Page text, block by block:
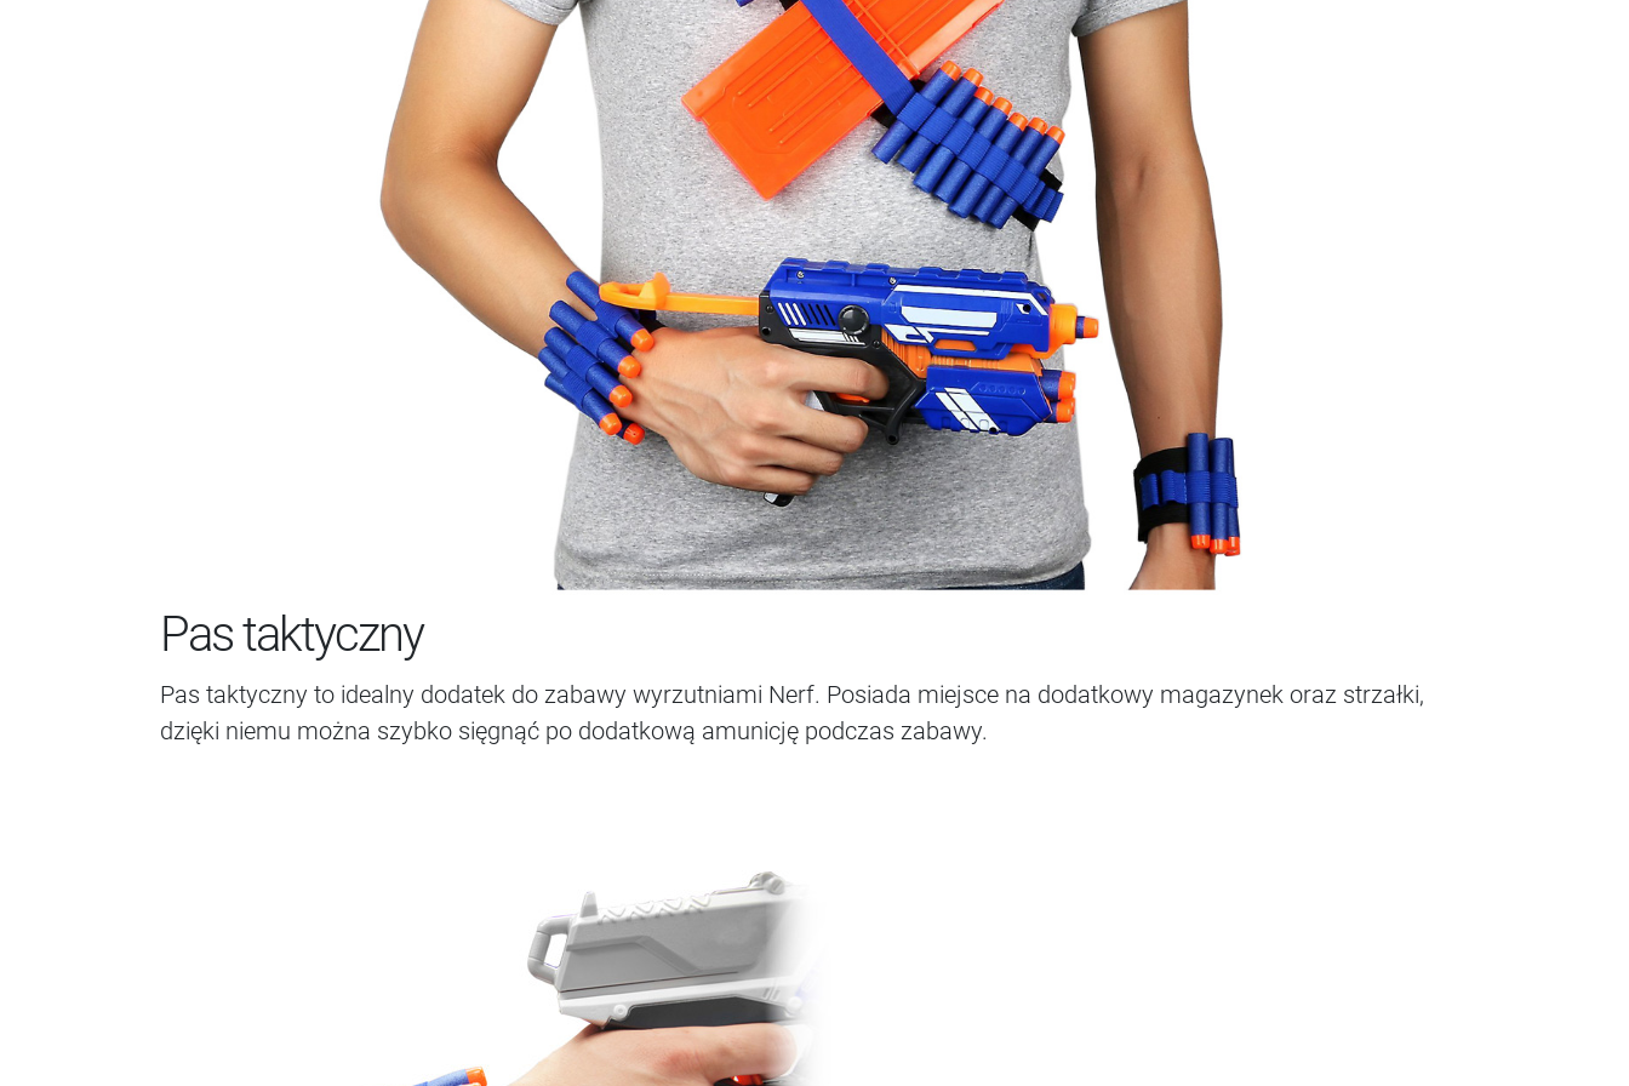
Pas taktyczny
Pas taktyczny to idealny dodatek do zabawy wyrzutniami Nerf. Posiada miejsce na dodatkowy magazynek oraz strzałki,
dzięki niemu można szybko sięgnąć po dodatkową amunicję podczas zabawy.